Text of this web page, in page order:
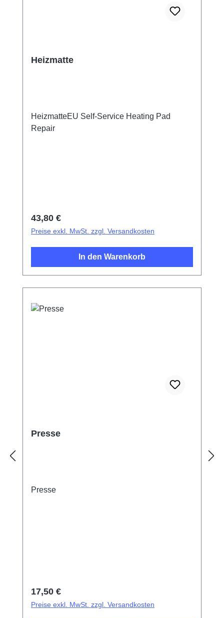
Heizmatte
HeizmatteEU Self-Service Heating Pad
Repair
Regulärer Preis:
43,80 €
Preise exkl. MwSt. zzgl. Versandkosten
In den Warenkorb
Presse
Presse
Regulärer Preis:
17,50 €
Preise exkl. MwSt. zzgl. Versandkosten